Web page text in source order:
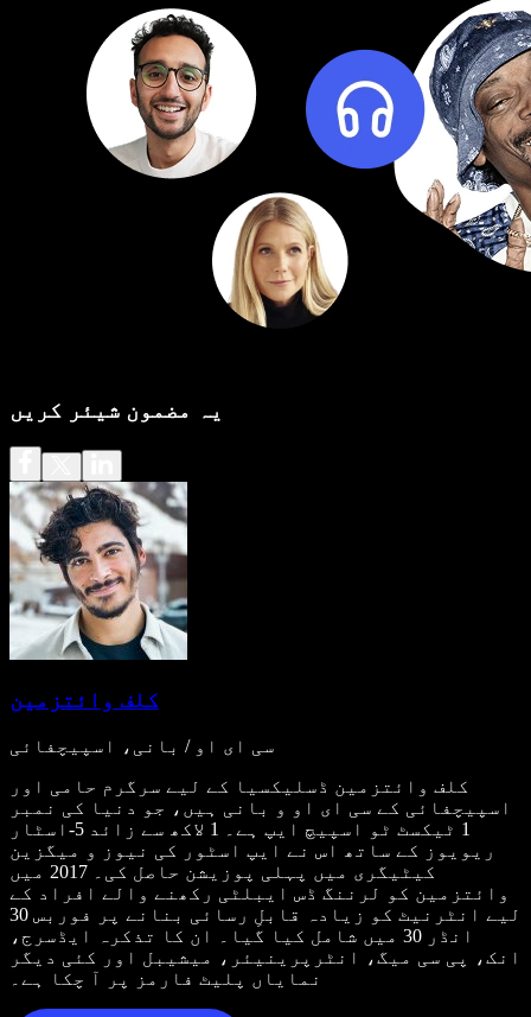
یہ مضمون شیئر کریں
کلف وائتزمین
سی ای او / بانی، اسپیچفائی
کلف وائتزمین ڈسلیکسیا کے لیے سرگرم حامی اور
اسپیچفائی کے سی ای او و بانی ہیں، جو دنیا کی نمبر
1 ٹیکسٹ ٹو اسپیچ ایپ ہے۔ 1 لاکھ سے زائد 5-اسٹار
ریویوز کے ساتھ اس نے ایپ اسٹور کی نیوز و میگزین
کیٹیگری میں پہلی پوزیشن حاصل کی۔ 2017 میں
وائتزمین کو لرننگ ڈس ایبلٹی رکھنے والے افراد کے
لیے انٹرنیٹ کو زیادہ قابلِ رسائی بنانے پر فوربس 30
انڈر 30 میں شامل کیا گیا۔ ان کا تذکرہ ایڈسرج،
انک، پی سی میگ، انٹرپرینیئر، میشیبل اور کئی دیگر
نمایاں پلیٹ فارمز پر آ چکا ہے۔